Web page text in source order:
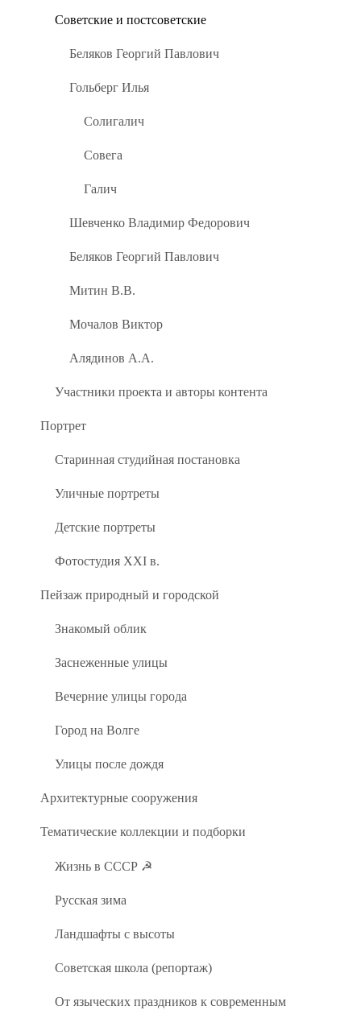
Советские и постсоветские
Беляков Георгий Павлович
Гольберг Илья
Солигалич
Совега
Галич
Шевченко Владимир Федорович
Беляков Георгий Павлович
Митин В.В.
Мочалов Виктор
Алядинов А.А.
Участники проекта и авторы контента
Портрет
Старинная студийная постановка
Уличные портреты
Детские портреты
Фотостудия XXI в.
Пейзаж природный и городской
Знакомый облик
Заснеженные улицы
Вечерние улицы города
Город на Волге
Улицы после дождя
Архитектурные сооружения
Тематические коллекции и подборки
Жизнь в СССР ☭
Русская зима
Ландшафты с высоты
Советская школа (репортаж)
От языческих праздников к современным